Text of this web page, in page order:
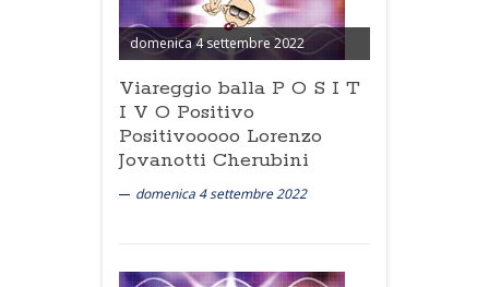
domenica 4 settembre 2022
Viareggio balla P O S I T
I V O Positivo
Positivooooo Lorenzo
Jovanotti Cherubini
domenica 4 settembre 2022